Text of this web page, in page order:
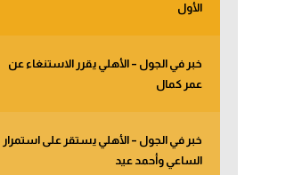
الأول
خبر في الجول – الأهلي يقرر الاستنغاء عن
عمر كمال
خبر في الجول – الأهلي يستقر على استمرار
الساعي وأحمد عيد